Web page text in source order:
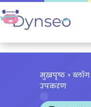
मुखपृष्ठ> ब्लॉग
उपकरण